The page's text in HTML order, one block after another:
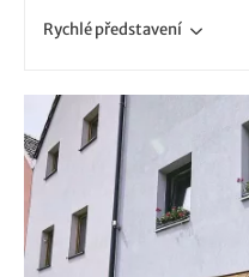
Rychlépředstavení